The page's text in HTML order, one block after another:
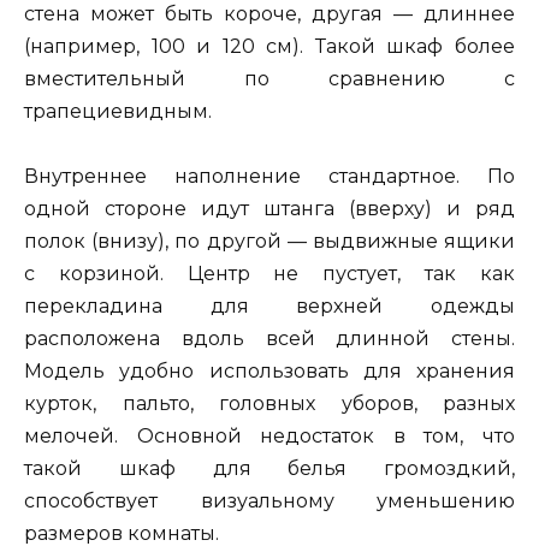
стена может быть короче, другая — длиннее
(например, 100 и 120 см). Такой шкаф более
вместительный по сравнению с
трапециевидным.
Внутреннее наполнение стандартное. По
одной стороне идут штанга (вверху) и ряд
полок (внизу), по другой — выдвижные ящики
с корзиной. Центр не пустует, так как
перекладина для верхней одежды
расположена вдоль всей длинной стены.
Модель удобно использовать для хранения
курток, пальто, головных уборов, разных
мелочей. Основной недостаток в том, что
такой шкаф для белья громоздкий,
способствует визуальному уменьшению
размеров комнаты.